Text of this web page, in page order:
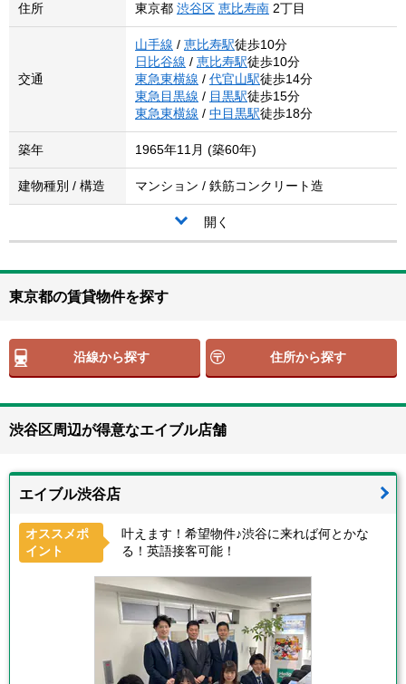
住所 東京都 渋谷区 恵比寿南 2丁目
交通
山手線 / 恵比寿駅徒歩10分
日比谷線 / 恵比寿駅徒歩10分
東急東横線 / 代官山駅徒歩14分
東急目黒線 / 目黒駅徒歩15分
東急東横線 / 中目黒駅徒歩18分
築年 1965年11月 (築60年)
建物種別 / 構造 マンション / 鉄筋コンクリート造
開く
東京都の賃貸物件を探す
沿線から探す 住所から探す
渋谷区周辺が得意なエイブル店舗
エイブル渋谷店
オススメポ
イント
叶えます！希望物件♪渋谷に来れば何とかな
る！英語接客可能！